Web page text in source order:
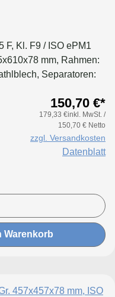
F, Kl. F9 / ISO ePM1
mm, Rahmen:
Separatoren:
150,70 €*
179,33 €inkl. MwSt. /
150,70 € Netto
zzgl. Versandkosten
Datenblatt
Warenkorb